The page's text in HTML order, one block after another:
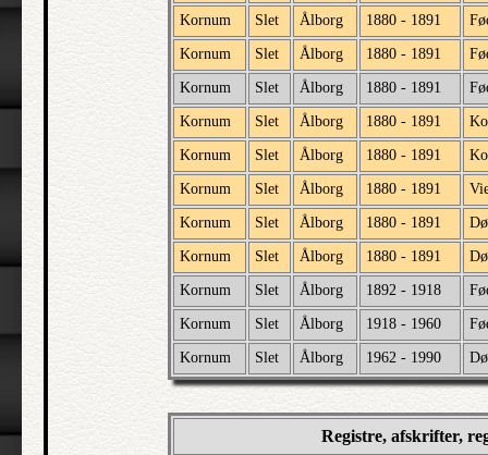
Kornum Slet Ålborg 1880 - 1891
Kornum Slet Ålborg 1880 - 1891
Kornum Slet Ålborg 1880 - 1891
Kornum Slet Ålborg 1880 - 1891
Kornum Slet Ålborg 1880 - 1891
Kornum Slet Ålborg 1880 - 1891
Kornum Slet Ålborg 1880 - 1891
Kornum Slet Ålborg 1880 - 1891
Kornum Slet Ålborg 1892 - 1918
Kornum Slet Ålborg 1918 - 1960
Kornum Slet Ålborg 1962 - 1990
Registre, afskrifter,